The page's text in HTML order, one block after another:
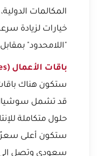
خيارات لزيادة
"اللامحدود"
باقات الأعمال (Business Packages):
ستكون هناك
قد تشمل سوشيال
حلول متكاملة